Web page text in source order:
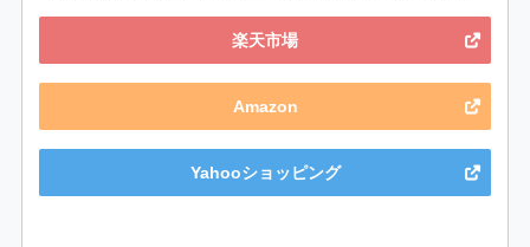
楽天市場
Amazon
Yahooショッピング